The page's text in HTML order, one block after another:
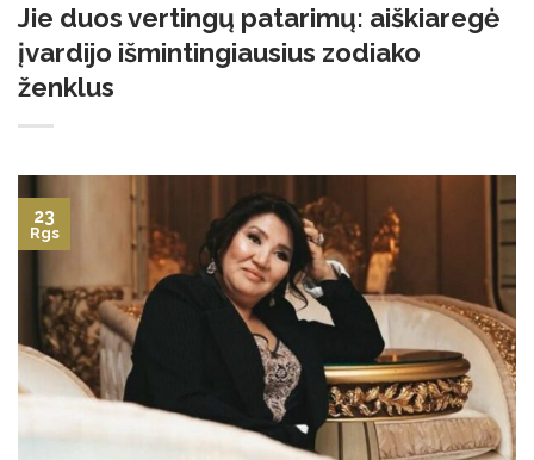
Jie duos vertingų patarimų: aiškiaregė
įvardijo išmintingiausius zodiako
ženklus
23
Rgs